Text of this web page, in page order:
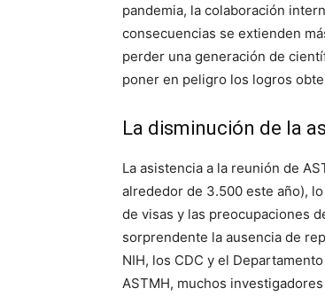
pandemia, la colaboración
consecuencias se extienden
perder una generación de
poner en peligro los logros
La disminución de la
La asistencia a la reunión de
alrededor de 3.500 este año),
de visas y las preocupaciones
sorprendente la ausencia de
NIH, los CDC y el
ASTMH, muchos